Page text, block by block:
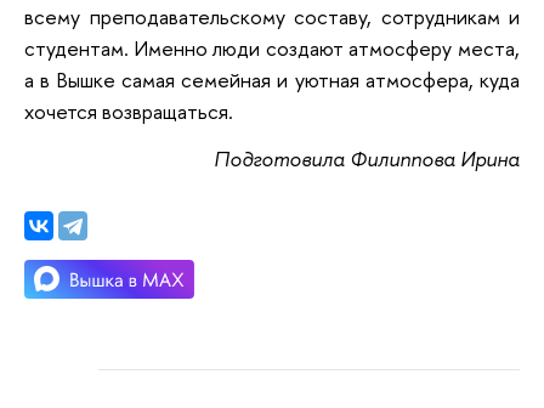
всему преподавательскому составу, сотрудникам и
студентам. Именно люди создают атмосферу места,
а в Вышке самая семейная и уютная атмосфера, куда
хочется возвращаться.
Подготовила Филиппова Ирина